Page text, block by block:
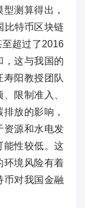
测算得出，
比特币区块链
超过了2016
，这与我国的
寿阳教授团队
限制准入、
放的影响，
资源和水电发
能性较低。这
环境风险有着
币对我国金融